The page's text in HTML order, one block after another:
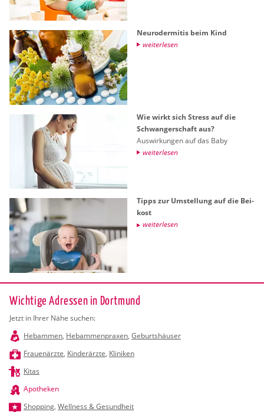
Neu­ro­der­mi­tis beim Kind
wei­ter­le­sen
Wie wirkt sich Stress auf die
Schwan­ger­schaft aus?
Aus­wir­kun­gen auf das Baby
wei­ter­le­sen
Tipps zur Um­stel­lung auf die Bei­
kost
wei­ter­le­sen
Wichtige Adressen in Dortmund
Jetzt in Ihrer Nähe suchen:
Hebammen, Hebammenpraxen, Geburtshäuser
Frauenärzte, Kinderärzte, Kliniken
Kitas
Apotheken
Shopping, Wellness & Gesundheit